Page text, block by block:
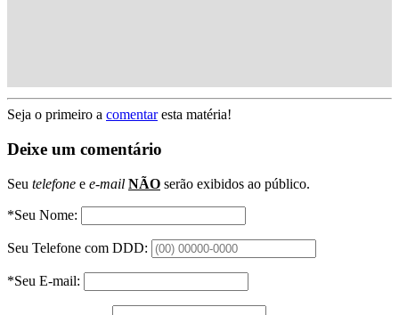
Seja o primeiro a comentaresta matéria!
Deixe um comentário
Seu telefone e e-mail NÃO serão exibidos ao público.
*Seu Nome:
Seu Telefone com DDD:
*Seu E-mail: